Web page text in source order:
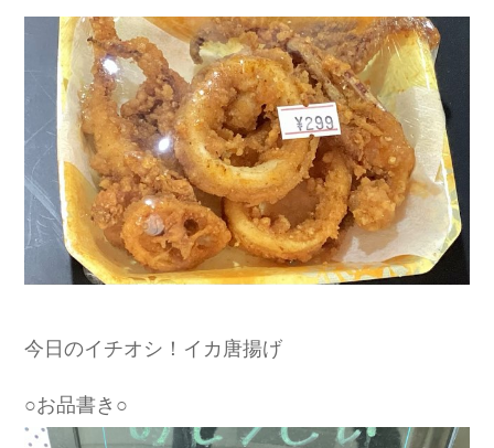
今日のイチオシ！イカ唐揚げ
○お品書き○